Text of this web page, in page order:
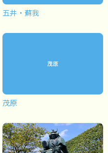
五井・蘇我
茂原